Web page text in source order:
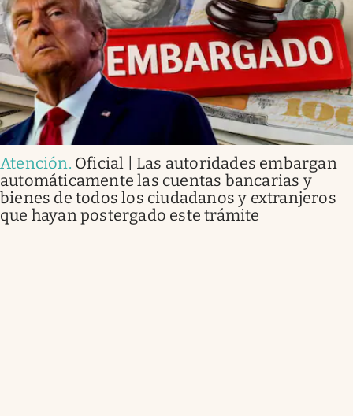
Atención. Oficial | Las autoridades embargan
automáticamente las cuentas bancarias y
bienes de todos los ciudadanos y extranjeros
que hayan postergado este trámite